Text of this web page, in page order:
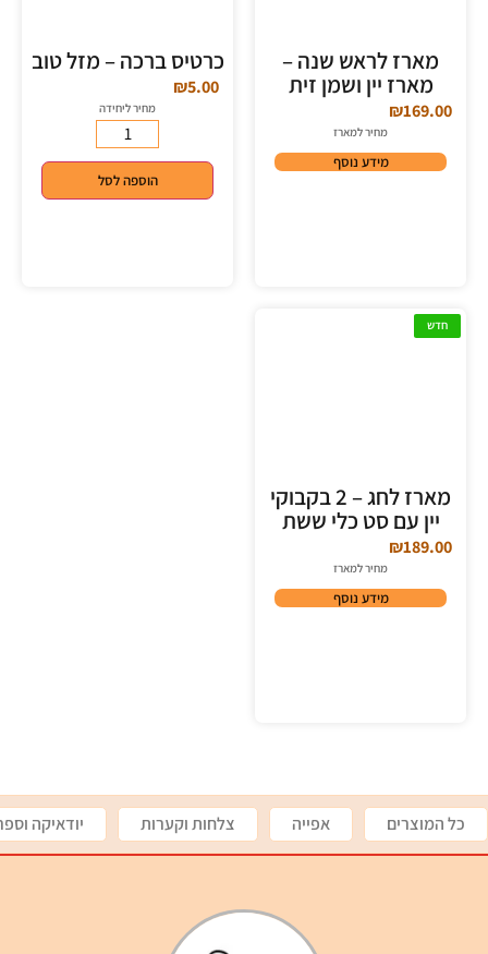
מארז לראש שנה –
מארז יין ושמן זית
₪169.00
מחיר למארז
מידע נוסף
כרטיס ברכה – מזל טוב
₪5.00
מחיר ליחידה
הוספה לסל
חדש
מארז לחג – 2 בקבוקי
יין עם סט כלי ששת
₪189.00
מחיר למארז
מידע נוסף
כל המוצרים אפייה צלחות וקערות יודאיקה